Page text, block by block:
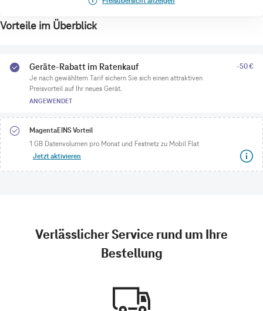
Vorteile im Überblick
Geräte-Rabatt im Ratenkauf
Je nach gewähltem Tarif sichern Sie sich einen attraktiven
Preisvorteil auf Ihr neues Gerät.
ANGEWENDET
-50 €
MagentaEINS Vorteil
1 GB Datenvolumen pro Monat und Festnetz zu Mobil Flat
Jetzt aktivieren